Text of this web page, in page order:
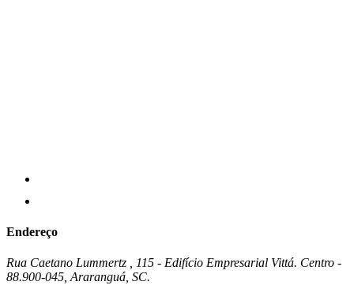
Endereço
Rua Caetano Lummertz , 115 - Edifício Empresarial Vittá. Centro -
88.900-045, Araranguá, SC.